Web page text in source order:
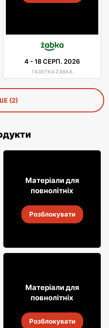
4 -18 СЕРП. 2026
ГАЗЕТКА ŻABKA
(2)
4999
18 серп. 2026
Матеріали для
повнолітніх
Розблокувати
7 99
Випий Captain Morgan
Матеріали для
повнолітніх
Розблокувати